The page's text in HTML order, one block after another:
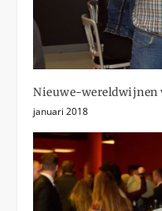
Nieuwe-wereldwijnen
januari 2018